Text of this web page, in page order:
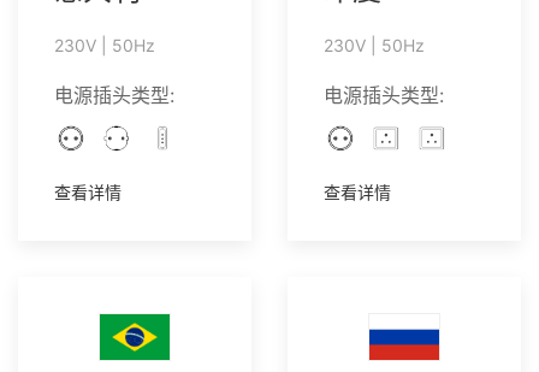
230V | 50Hz
电源插头类型:
查看详情
230V | 50Hz
电源插头类型:
查看详情